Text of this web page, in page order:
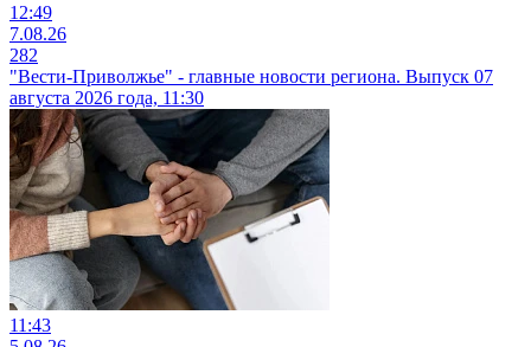
12:49
7.08.26
282
"Вести-Приволжье" - главные новости региона. Выпуск 07
августа 2026 года, 11:30
11:43